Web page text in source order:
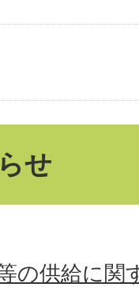
せ
の供給に関